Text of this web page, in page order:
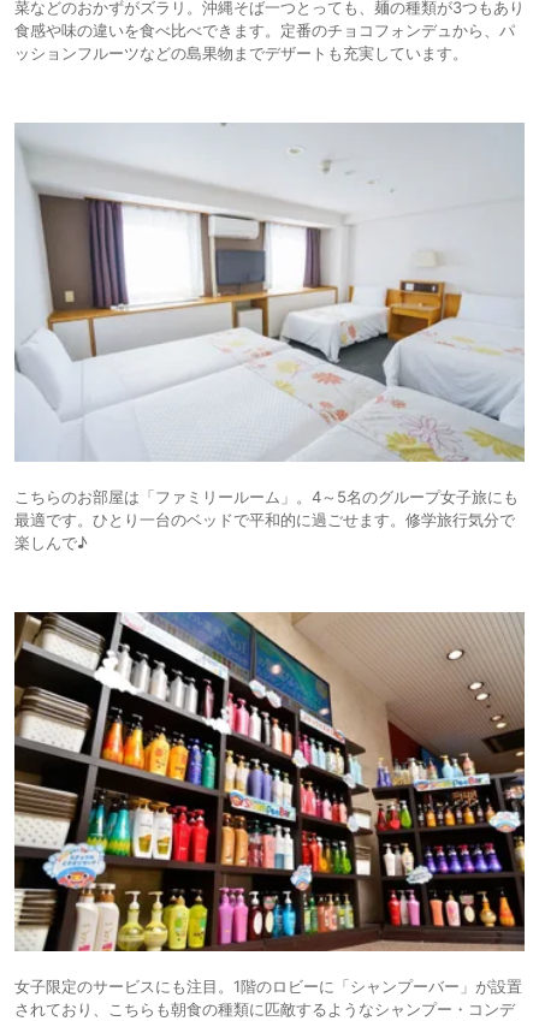
菜などのおかずがズラリ。沖縄そば一つとっても、麺の種類が3つもあり
食感や味の違いを食べ比べできます。定番のチョコフォンデュから、パ
ッションフルーツなどの島果物までデザートも充実しています。
こちらのお部屋は「ファミリールーム」。4～5名のグループ女子旅にも
最適です。ひとり一台のベッドで平和的に過ごせます。修学旅行気分で
楽しんで♪
女子限定のサービスにも注目。1階のロビーに「シャンプーバー」が設置
されており、こちらも朝食の種類に匹敵するようなシャンプー・コンデ